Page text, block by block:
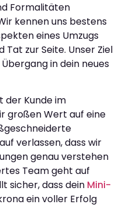
Formalitäten
kennen uns bestens
eines Umzugs
Tat zur Seite. Unser Ziel
in dein neues
der Kunde im
großen Wert auf eine
verlassen, dass wir
genau verstehen
Team geht auf
sicher, dass dein Mini-
ein voller Erfolg